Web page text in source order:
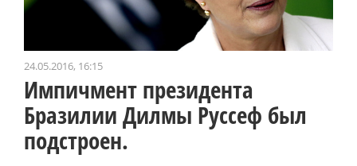
24.05.2016, 16:15
Импичмент президента
Бразилии Дилмы Руссеф был
подстроен.